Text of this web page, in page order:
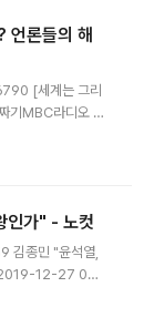
언론들의 해
[세계는 그리
기MBC라디오 입
자 정보 공수처
/ 평일저녁 6시5
, 정주식 직썰 편
인가" - 노컷
종민 "윤석열,
2019-12-27 09:
공수처? 마타도